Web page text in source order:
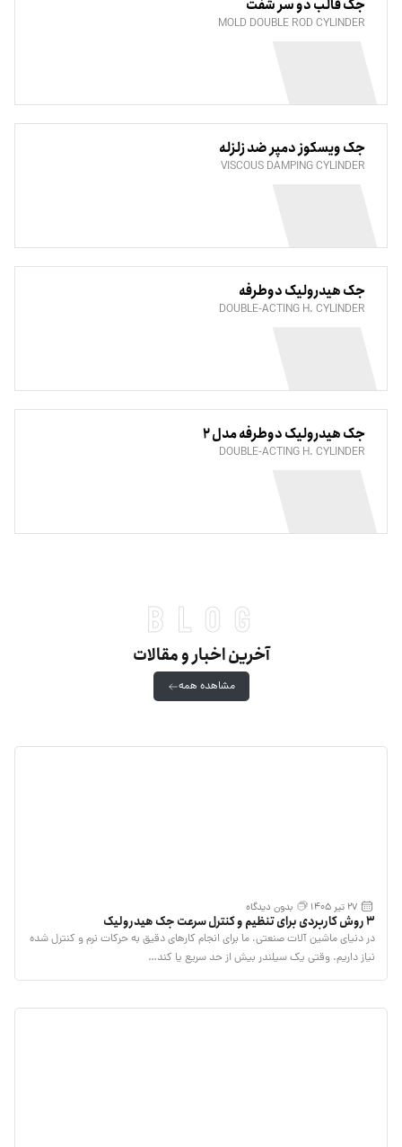
جک قالب دو سر شفت
MOLD DOUBLE ROD CYLINDER
جک ویسکوز دمپر ضد زلزله
VISCOUS DAMPING CYLINDER
جک هیدرولیک دوطرفه
DOUBLE-ACTING H. CYLINDER
جک هیدرولیک دوطرفه مدل 2
DOUBLE-ACTING H. CYLINDER
blog
آخرین اخبار و مقالات
مشاهده همه
27 تیر 1405 بدون دیدگاه
۳ روش کاربردی برای تنظیم و کنترل سرعت جک هیدرولیک
در دنیای ماشین آلات صنعتی، ما برای انجام کارهای دقیق به حرکات نرم و کنترل شده
نیاز داریم. وقتی یک سیلندر بیش از حد سریع یا کند…